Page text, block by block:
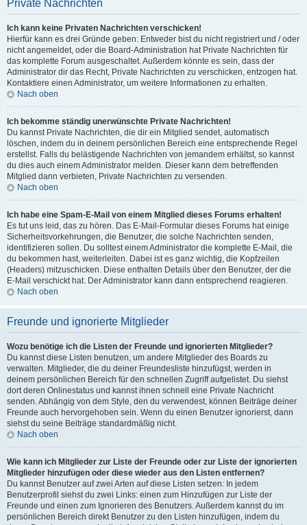
Private Nachrichten
Ich kann keine Privaten Nachrichten verschicken!
Hierfür kann es drei Gründe geben: Entweder bist du nicht registriert und / oder
nicht angemeldet, oder die Board-Administration hat Private Nachrichten für
das komplette Forum ausgeschaltet. Außerdem könnte es sein, dass der
Administrator dir das Recht, Private Nachrichten zu verschicken, entzogen hat.
Kontaktiere einen Administrator, um weitere Informationen zu erhalten.
Nach oben
Ich bekomme ständig unerwünschte Private Nachrichten!
Du kannst Private Nachrichten, die dir ein Mitglied sendet, automatisch
löschen, indem du in deinem persönlichen Bereich eine entsprechende Regel
erstellst. Falls du belästigende Nachrichten von jemandem erhältst, so kannst
du dies auch einem Administrator melden. Dieser kann dem betreffenden
Mitglied dann verbieten, Private Nachrichten zu versenden.
Nach oben
Ich habe eine Spam-E-Mail von einem Mitglied dieses Forums erhalten!
Es tut uns leid, das zu hören. Das E-Mail-Formular dieses Forums hat einige
Sicherheitsvorkehrungen, die Benutzer, die solche Nachrichten senden,
identifizieren sollen. Du solltest einem Administrator die komplette E-Mail, die
du bekommen hast, weiterleiten. Dabei ist es ganz wichtig, die Kopfzeilen
(Headers) mitzuschicken. Diese enthalten Details über den Benutzer, der die
E-Mail verschickt hat. Der Administrator kann dann entsprechend reagieren.
Nach oben
Freunde und ignorierte Mitglieder
Wozu benötige ich die Listen der Freunde und ignorierten Mitglieder?
Du kannst diese Listen benutzen, um andere Mitglieder des Boards zu
verwalten. Mitglieder, die du deiner Freundesliste hinzufügst, werden in
deinem persönlichen Bereich für den schnellen Zugriff aufgelistet. Du siehst
dort deren Onlinestatus und kannst ihnen schnell eine Private Nachricht
senden. Abhängig von dem Style, den du verwendest, können Beiträge deiner
Freunde auch hervorgehoben sein. Wenn du einen Benutzer ignorierst, dann
siehst du seine Beiträge standardmäßig nicht.
Nach oben
Wie kann ich Mitglieder zur Liste der Freunde oder zur Liste der ignorierten
Mitglieder hinzufügen oder diese wieder aus den Listen entfernen?
Du kannst Benutzer auf zwei Arten auf diese Listen setzen: In jedem
Benutzerprofil siehst du zwei Links: einen zum Hinzufügen zur Liste der
Freunde und einen zum Ignorieren des Benutzers. Außerdem kannst du im
persönlichen Bereich direkt Benutzer zu den Listen hinzufügen, indem du